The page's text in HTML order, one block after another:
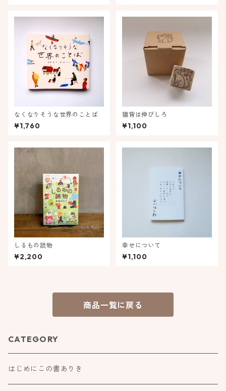
なくなりそうな世界のことば
¥1,760
猫背は伸びしろ
¥1,100
しるもの読物
¥2,200
幸せについて
¥1,100
商品一覧に戻る
CATEGORY
はじめにこの書ありき